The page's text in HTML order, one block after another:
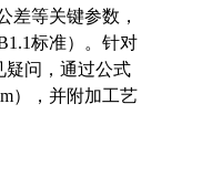
差等关键参数，
标准）。针对
疑问，通过公式
），并附加工艺